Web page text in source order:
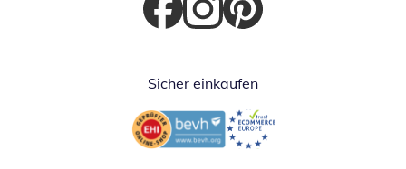
Öffnet in neuem Fenster
Öffnet in neuem Fenster
Öffnet in neuem Fenster
Sicher einkaufen
Öffnet in neuem FensterÖffnet in neuem Fenster